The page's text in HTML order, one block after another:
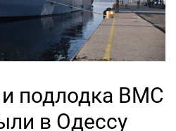
подлодка ВМС
в Одессу